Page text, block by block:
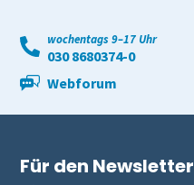
wochentags 9–17 Uhr
030 8680374-0
Webforum
Für den Newsletter